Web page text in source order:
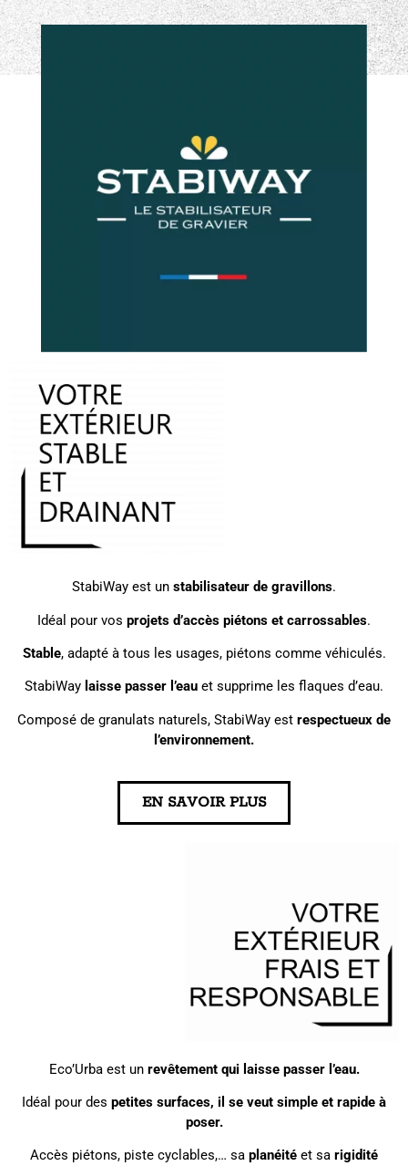
StabiWay est un stabilisateur de gravillons.
Idéal pour vos projets d’accès piétons et carrossables.
Stable, adapté à tous les usages, piétons comme véhiculés.
StabiWay laisse passer l’eau et supprime les flaques d’eau.
Composé de granulats naturels, StabiWay est respectueux de
l’environnement.
EN SAVOIR PLUS
Eco’Urba est un revêtement qui laisse passer l’eau.
Idéal pour des petites surfaces, il se veut simple et rapide à
poser.
Accès piétons, piste cyclables,… sa planéité et sa rigidité